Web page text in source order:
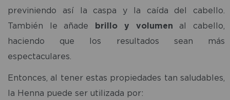
previniendo así la caspa y la caída del cabello.
También le añade brillo y volumen al cabello,
haciendo que los resultados sean más
espectaculares.
Entonces, al tener estas propiedades tan saludables,
la Henna puede ser utilizada por: